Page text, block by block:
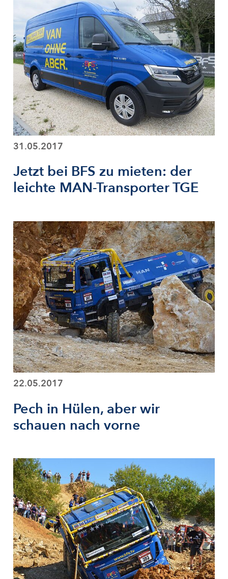
31.05.2017
Jetzt bei BFS zu mieten: der
leichte MAN-Transporter TGE
22.05.2017
Pech in Hülen, aber wir
schauen nach vorne